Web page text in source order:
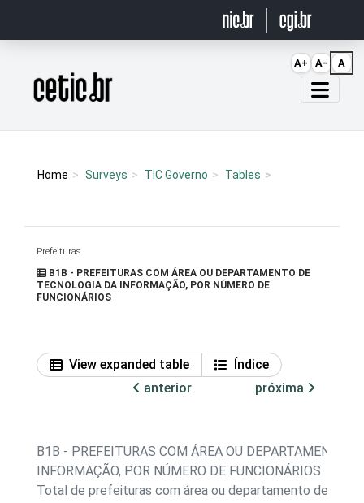
Página inicial
Home Surveys TIC Governo Tables
Prefeituras
B1B - PREFEITURAS COM ÁREA OU DEPARTAMENTO DE
TECNOLOGIA DA INFORMAÇÃO, POR NÚMERO DE
FUNCIONÁRIOS
View expanded table
Índice
anterior
próxima
B1B - PREFEITURAS COM ÁREA OU DEPARTAMENTO
INFORMAÇÃO, POR NÚMERO DE FUNCIONÁRIOS
Total de prefeituras com área ou departamento de
A+ A- A